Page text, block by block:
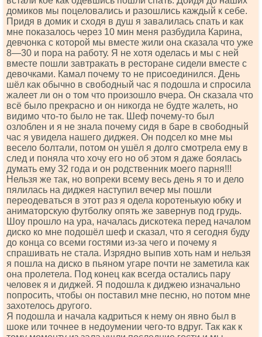
домиков мы поцеловались и разошлись каждый к себе.
Придя в домик и сходя в душ я завалилась спать и как
мне показалось через 10 мин меня разбудила Карина,
девчонка с которой мы вместе жили она сказала что уже
8—30 и пора на работу. Я не хотя оделась и мы с ней
вместе пошли завтракать в ресторане сидели вместе с
девочками. Камал почему то не присоединился. День
шёл как обычно в свободный час я подошла и спросила
жалеет ли он о том что произошло вчера. Он сказала что
всё было прекрасно и он никогда не будте жалеть, но
видимо что-то было не так. Шеф почему-то был
озлоблен и я не знала почему сидя в баре в свободный
час я увидела нашего диджея. Он подсел ко мне мы
весело болтали, потом он ушёл я долго смотрела ему в
след и поняла что хочу его но об этом я даже боялась
думать ему 32 года и он родственник моего парня!!!
Нельзя же так, но вопреки всему весь день я то и дело
пялилась на диджея наступил вечер мы пошли
переодеваться в этот раз я одела коротенькую юбку и
аниматорскую футболку опять же завернув под грудь.
Шоу прошло на ура, началась дискотека перед началом
диско ко мне подошёл шеф и сказал, что я сегодня буду
до конца со всеми гостями из-за чего и почему я
спрашивать не стала. Изрядно выпив хоть нам и нельзя
я пошла на диско в пьяном угаре почти не заметила как
она пролетела. Под конец как всегда остались пару
человек я и диджей. Я подошла к диджею изначально
попросить, чтобы он поставил мне песню, но потом мне
захотелось другого.
Я подошла и начала кадриться к нему он явно был в
шоке или точнее в недоумении чего-то вдруг. Так как к